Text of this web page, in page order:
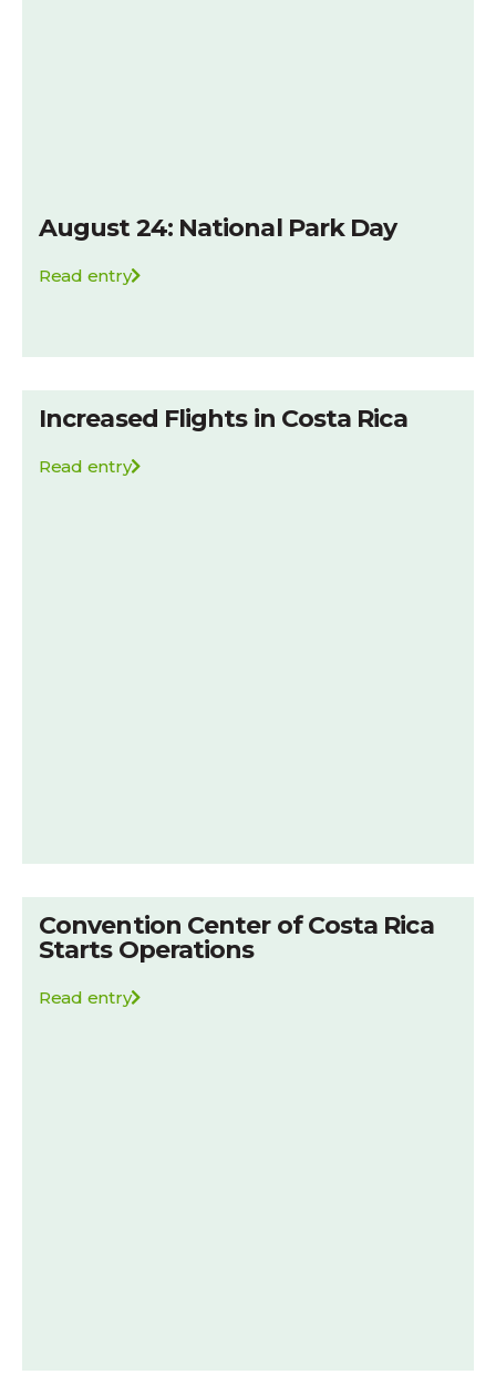
August 24: National Park Day
Read entry
Increased Flights in Costa Rica
Read entry
Convention Center of Costa Rica
Starts Operations
Read entry